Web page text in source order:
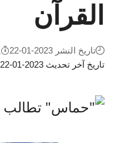
القرآن
تاريخ آخر تحديث 2023-01-22 4:41 مساءً
تاريخ النشر 2023-01-22